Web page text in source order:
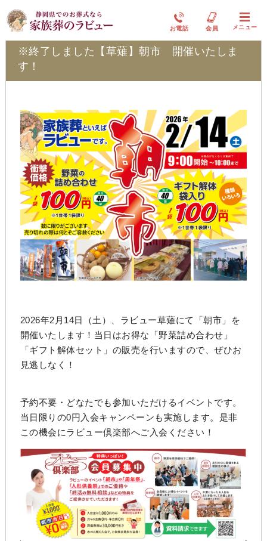
お電話 会員 メニュー
ラビュー草薙イベント情報
※終了しました【草薙】朝市 開催いたしま
す！
2026年2月14日（土）、ラビュー草薙にて「朝市」を
開催いたします！当日はお得な「野菜詰め合わせ」
「ギフト解体セット」の販売を行いますので、ぜひお
見逃しなく！
予約不要・どなたでも参加いただけるイベントです。
当日限りの0円入会キャンペーンも実施します。是非
この機会にラビュー倶楽部へご入会ください！